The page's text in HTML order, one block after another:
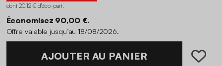
dont 20,12 € d'éco-part.
Économisez 90,00 €.
Offre valable jusqu’au 18/08/2026.
AJOUTER AU PANIER